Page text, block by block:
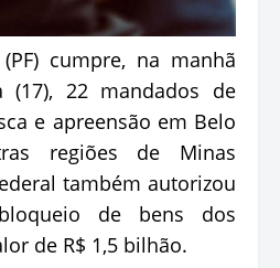
cumpre, na manhã
(17), 22 mandados de
e apreensão em Belo
regiões de Minas
também autorizou
de bens dos
de R$ 1,5 bilhão.